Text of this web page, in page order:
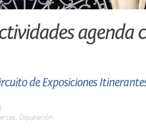
agenda
de Exposiciones
Diputación.